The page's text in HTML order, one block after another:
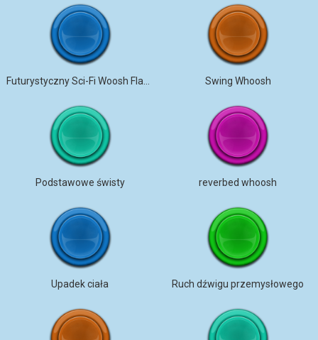
Swing Whoosh
Podstawowe świsty reverbed whoosh
Upadek ciała Ruch dźwigu przemysłowego